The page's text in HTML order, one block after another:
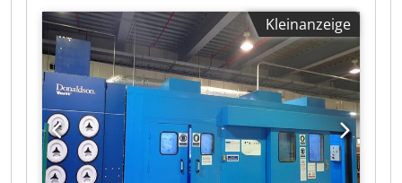
Staubabsaugungsanlage (Luftfilteranlage),
geeignet für die Holzbearbeitung,
Möbelherstellung und andere industrielle
Anwendungen. Technische Daten: Csdpfxezlgm
Eo Adwoha Filterfläche: ca. 150 m² Modell: NFZ
3000 Baujahr: 2007 Auffangbeutel: 6 Stück
Ventilatoren: 3 Stück (3 Sektionen)
Luftfördermenge: ca. 9.000 m³/h
Anschlussdurchmesser: Ø 630 mm
Abmessungen: Länge: 3.600 mm Breite: 2.400
Kleinanzeige